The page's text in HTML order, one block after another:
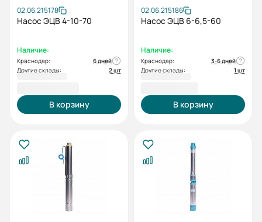
02.06.215178
Насос ЭЦВ 4-10-70
Наличие:
Краснодар:
6 дней
Другие склады:
2 шт
В корзину
02.06.215186
Насос ЭЦВ 6-6,5-60
Наличие:
Краснодар:
3-6 дней
Другие склады:
1 шт
В корзину